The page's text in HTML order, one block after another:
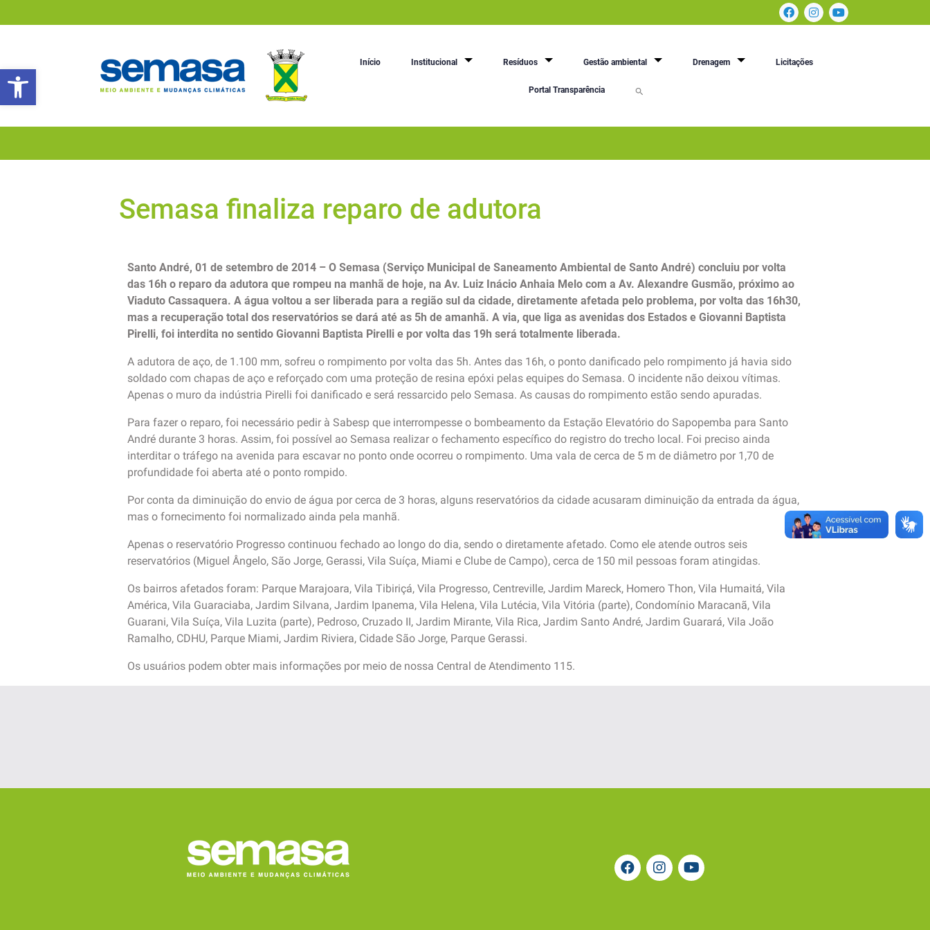
Abrir a barra de ferramentas
Início Institucional Resíduos Gestão ambiental Drenagem Licitações
Portal Transparência
Semasa finaliza reparo de adutora
Santo André, 01 de setembro de 2014 – O Semasa (Serviço Municipal de Saneamento Ambiental de Santo André) concluiu por volta
das 16h o reparo da adutora que rompeu na manhã de hoje, na Av. Luiz Inácio Anhaia Melo com a Av. Alexandre Gusmão, próximo ao
Viaduto Cassaquera. A água voltou a ser liberada para a região sul da cidade, diretamente afetada pelo problema, por volta das 16h30,
mas a recuperação total dos reservatórios se dará até as 5h de amanhã. A via, que liga as avenidas dos Estados e Giovanni Baptista
Pirelli, foi interdita no sentido Giovanni Baptista Pirelli e por volta das 19h será totalmente liberada.
A adutora de aço, de 1.100 mm, sofreu o rompimento por volta das 5h. Antes das 16h, o ponto danificado pelo rompimento já havia sido
soldado com chapas de aço e reforçado com uma proteção de resina epóxi pelas equipes do Semasa. O incidente não deixou vítimas.
Apenas o muro da indústria Pirelli foi danificado e será ressarcido pelo Semasa. As causas do rompimento estão sendo apuradas.
Para fazer o reparo, foi necessário pedir à Sabesp que interrompesse o bombeamento da Estação Elevatório do Sapopemba para Santo
André durante 3 horas. Assim, foi possível ao Semasa realizar o fechamento específico do registro do trecho local. Foi preciso ainda
interditar o tráfego na avenida para escavar no ponto onde ocorreu o rompimento. Uma vala de cerca de 5 m de diâmetro por 1,70 de
profundidade foi aberta até o ponto rompido.
Por conta da diminuição do envio de água por cerca de 3 horas, alguns reservatórios da cidade acusaram diminuição da entrada da água,
mas o fornecimento foi normalizado ainda pela manhã.
Apenas o reservatório Progresso continuou fechado ao longo do dia, sendo o diretamente afetado. Como ele atende outros seis
reservatórios (Miguel Ângelo, São Jorge, Gerassi, Vila Suíça, Miami e Clube de Campo), cerca de 150 mil pessoas foram atingidas.
Os bairros afetados foram: Parque Marajoara, Vila Tibiriçá, Vila Progresso, Centreville, Jardim Mareck, Homero Thon, Vila Humaitá, Vila
América, Vila Guaraciaba, Jardim Silvana, Jardim Ipanema, Vila Helena, Vila Lutécia, Vila Vitória (parte), Condomínio Maracanã, Vila
Guarani, Vila Suíça, Vila Luzita (parte), Pedroso, Cruzado II, Jardim Mirante, Vila Rica, Jardim Santo André, Jardim Guarará, Vila João
Ramalho, CDHU, Parque Miami, Jardim Riviera, Cidade São Jorge, Parque Gerassi.
Os usuários podem obter mais informações por meio de nossa Central de Atendimento 115.